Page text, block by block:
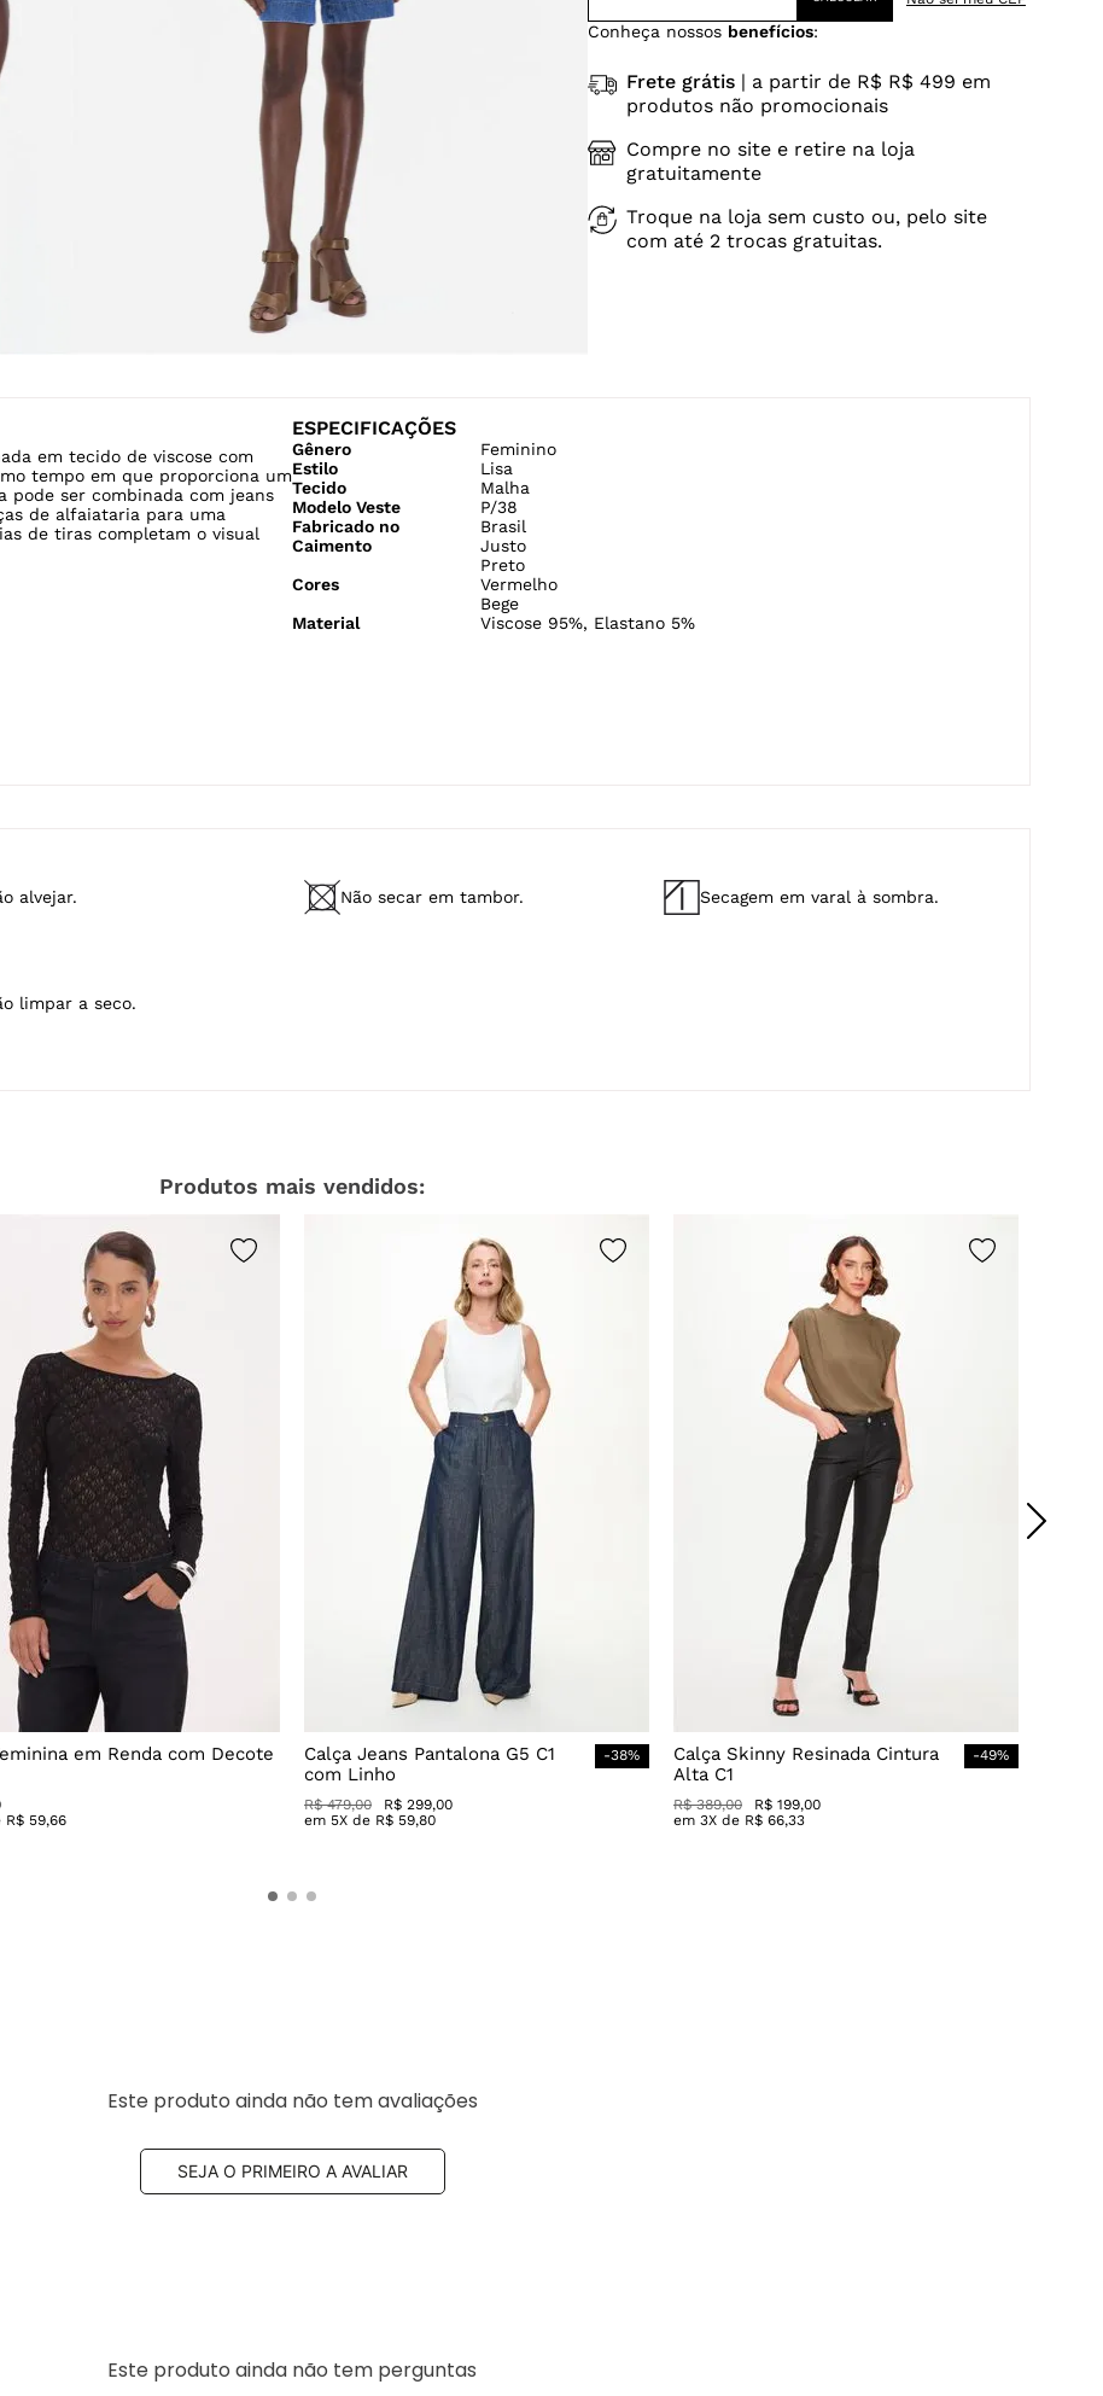
Conheça nossos benefícios:
Frete grátis| a partir de R$ R$ 499 em
produtos não promocionais
Compre no site e retire na loja
gratuitamente
Troque na loja sem custo ou, pelo site
com até 2 trocas gratuitas.
em tecido de viscose com
tempo em que proporciona um
pode ser combinada com jeans
de alfaiataria para uma
de tiras completam o visual
ESPECIFICAÇÕES
Gênero
Feminino
Estilo
Lisa
Tecido
Malha
Modelo Veste
P/38
Fabricado no
Brasil
Caimento
Justo
Cores
Preto
Vermelho
Bege
Material
Viscose 95%, Elastano 5%
alvejar. Não secar em tambor. Secagem em varal à sombra.
limpar a seco.
Produtos mais vendidos:
em Renda com Decote
R$ 59,66
Calça Jeans Pantalona G5 C1
com Linho
-38%
R$ 479,00 R$ 299,00
em 5X de R$ 59,80
Calça Skinny Resinada Cintura
Alta C1
-49%
R$ 389,00 R$ 199,00
em3X de R$ 66,33
Este produto ainda não tem avaliações
SEJA O PRIMEIRO A AVALIAR
Este produto ainda não tem perguntas